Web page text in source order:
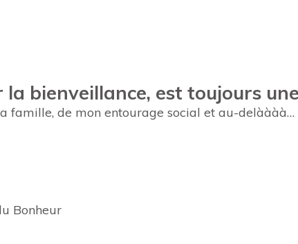
bienveillance, est toujours
famille, de mon entourage social et au-delàààà…
Bonheur